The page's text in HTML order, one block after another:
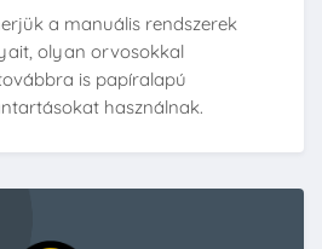
a manuális rendszerek
olyan orvosokkal
is papíralapú
használnak.